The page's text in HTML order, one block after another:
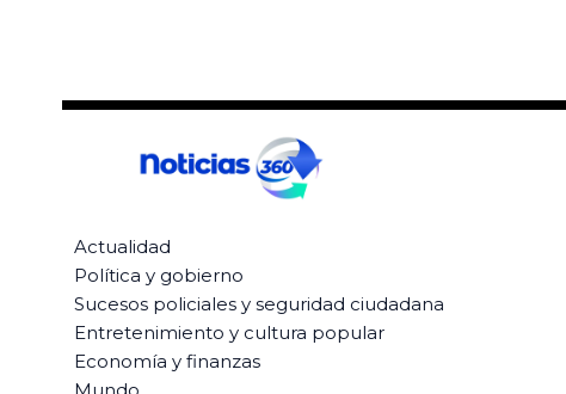
Actualidad
Política y gobierno
Sucesos policiales y seguridad ciudadana
Entretenimiento y cultura popular
Economía y finanzas
Mundo